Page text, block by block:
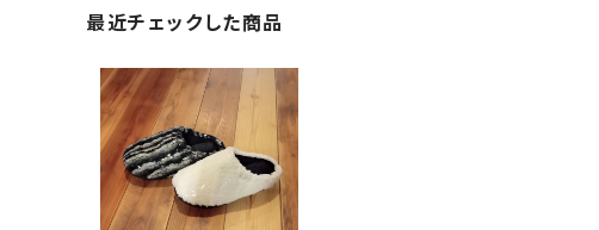
最近チェックした商品